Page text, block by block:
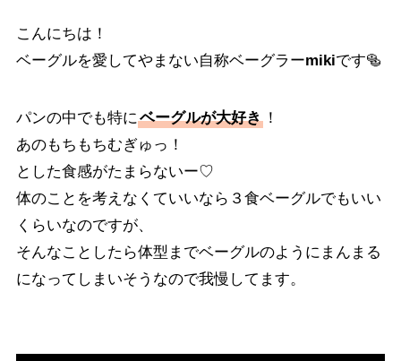
こんにちは！
ベーグルを愛してやまない自称ベーグラーmikiです🥯
パンの中でも特に ベーグルが大好き！
あのもちもちむぎゅっ！
とした食感がたまらないー♡
体のことを考えなくていいなら３食ベーグルでもいい
くらいなのですが、
そんなことしたら体型までベーグルのようにまんまる
になってしまいそうなので我慢してます。